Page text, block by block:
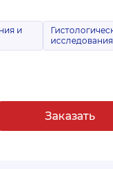
и
исследования
Заказать